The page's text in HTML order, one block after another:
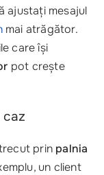
ajustați mesajul
mai atrăgător.
care își
pot crește
caz
prin palnia
un client